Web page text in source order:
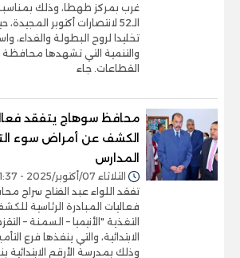
غرب بمركز طهطا، وذلك بمناسبة
الـ52 لانتصارات أكتوبر
تخليدا لروح البطولة والفداء،
والتنمية التي تشهدها
القطاعات. جاء
محافظ سوهاج يتفقد
الكشف عن أمراض سوء
المدارس
الثلاثاء 07/أكتوبر/2025 - 01:37 م
تفقد اللواء عبد الفتاح سراج
فعاليات المبادرة الرئاسية
التغذية "الأنيميا – السمنة –
الابتدائية، والتي ينفذها فرع
وذلك بمدرسة الأرقم الابتدائية